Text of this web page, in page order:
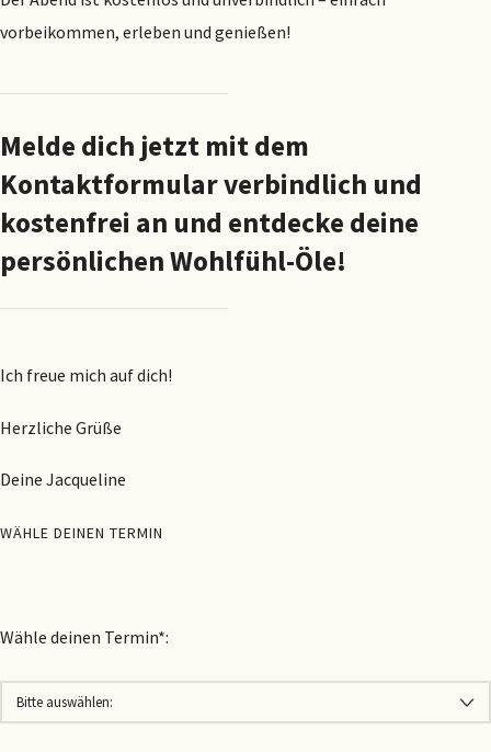
vorbeikommen, erleben und genießen!
Melde dich jetzt mit dem
Kontaktformular verbindlich und
kostenfrei an und entdecke deine
persönlichen Wohlfühl-Öle!
Ich freue mich auf dich!
Herzliche Grüße
Deine Jacqueline
WÄHLE DEINEN TERMIN
Wähle deinen Termin*: